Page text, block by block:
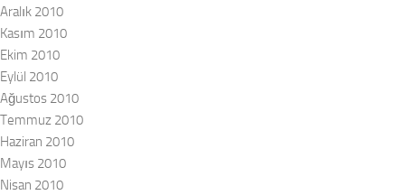
Aralık 2010
Kasım 2010
Ekim 2010
Eylül 2010
Ağustos 2010
Temmuz 2010
Haziran 2010
Mayıs 2010
Nisan 2010